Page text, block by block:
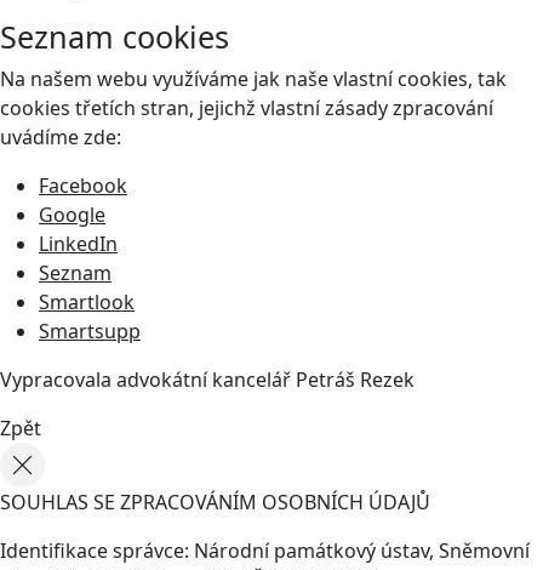
Seznam cookies
Na našem webu využíváme jak naše vlastní cookies, tak
cookies třetích stran, jejichž vlastní zásady zpracování
uvádíme zde:
Facebook
Google
LinkedIn
Seznam
Smartlook
Smartsupp
Vypracovala advokátní kancelář Petráš Rezek
Zpět
SOUHLAS SE ZPRACOVÁNÍM OSOBNÍCH ÚDAJŮ
Identifikace správce: Národní památkový ústav, Sněmovní